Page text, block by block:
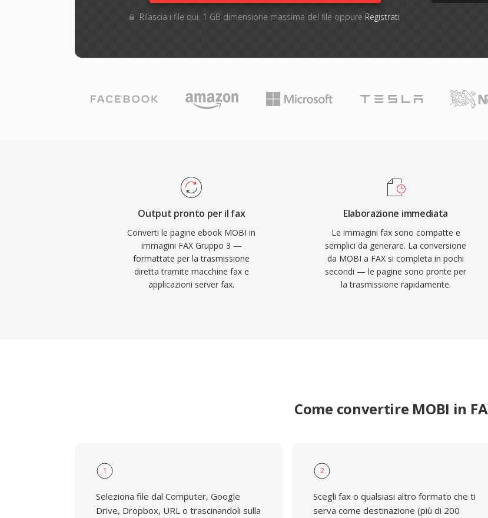
Rilascia i file qui. 1 GB dimensione massima del file oppure Registrati
Output pronto per il fax
Converti le pagine ebook MOBI in
immagini FAX Gruppo 3 —
formattate per la trasmissione
diretta tramite macchine fax e
applicazioni server fax.
Elaborazione immediata
Le immagini fax sono compatte e
semplici da generare. La conversione
da MOBI a FAX si completa in pochi
secondi — le pagine sono pronte per
la trasmissione rapidamente.
Come convertire MOBI in
1
Seleziona file dal Computer, Google
Drive, Dropbox, URL o trascinandoli sulla
2
Scegli fax o qualsiasi altro formato che ti
serva come destinazione (più di 200